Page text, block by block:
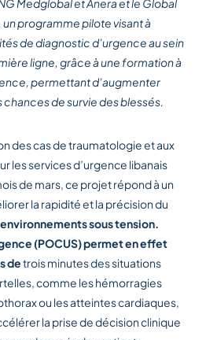
Medglobal et Anera et le Global
programme pilote visant à
de diagnostic d’urgence au sein
ligne, grâce à une formation à
permettant d’augmenter
de survie des blessés.
des cas de traumatologie et aux
les services d’urgence libanais
de mars, ce projet répond à un
la rapidité et la précision du
sous tension.
(POCUS) permet en effet
detrois minutes des situations
comme les hémorragies
ou les atteintes cardiaques,
la prise de décision clinique